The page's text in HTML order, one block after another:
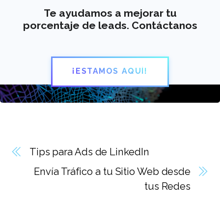
Te ayudamos a mejorar tu
porcentaje de leads. Contáctanos
¡ESTAMOS AQUÍ!
Tips para Ads de LinkedIn
Envía Tráfico a tu Sitio Web desde
tus Redes